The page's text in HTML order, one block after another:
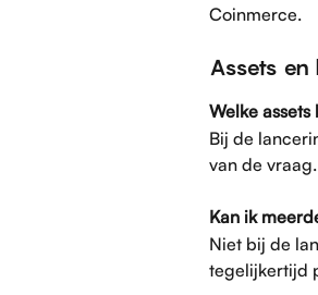
Coinmerce.
Assets en
Welke assets
Bij de
van de vraag.
Kan ik
Niet bij de
tegelijkertijd